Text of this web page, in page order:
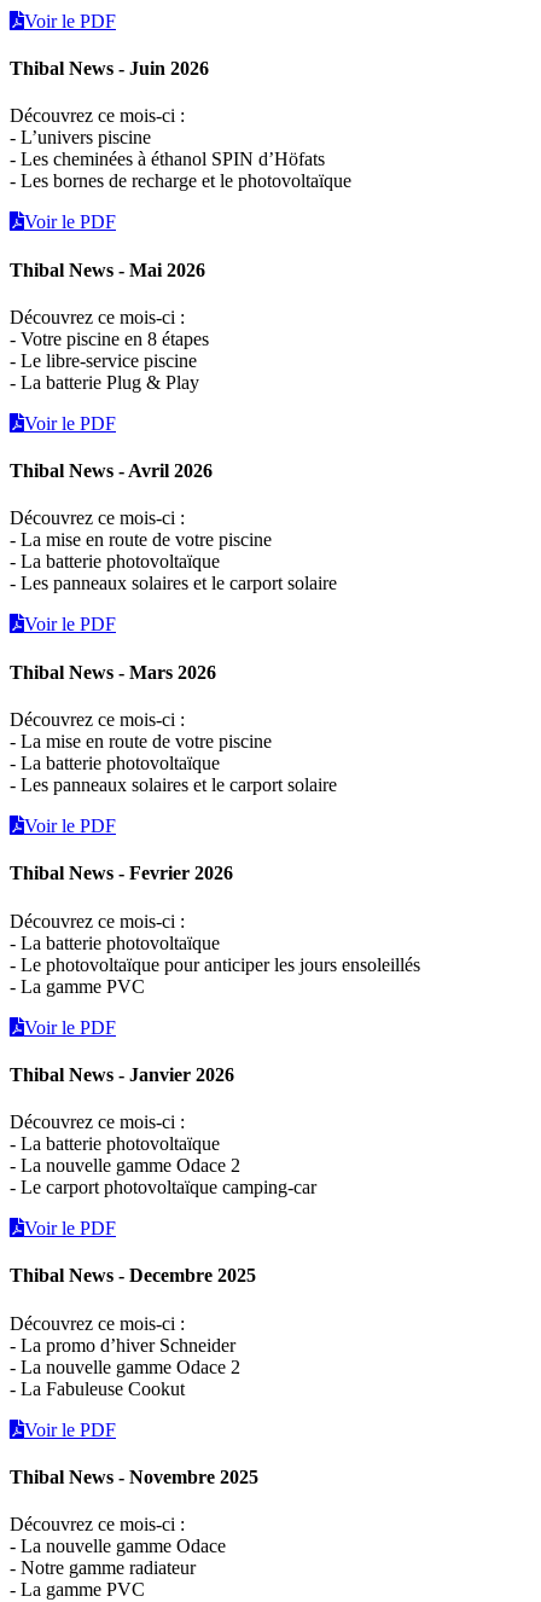
Voir le PDF
Thibal News - Juin 2026
Découvrez ce mois-ci :
- L’univers piscine
- Les cheminées à éthanol SPIN d’Höfats
- Les bornes de recharge et le photovoltaïque
Voir le PDF
Thibal News - Mai 2026
Découvrez ce mois-ci :
- Votre piscine en 8 étapes
- Le libre-service piscine
- La batterie Plug & Play
Voir le PDF
Thibal News - Avril 2026
Découvrez ce mois-ci :
- La mise en route de votre piscine
- La batterie photovoltaïque
- Les panneaux solaires et le carport solaire
Voir le PDF
Thibal News - Mars 2026
Découvrez ce mois-ci :
- La mise en route de votre piscine
- La batterie photovoltaïque
- Les panneaux solaires et le carport solaire
Voir le PDF
Thibal News - Fevrier 2026
Découvrez ce mois-ci :
- La batterie photovoltaïque
- Le photovoltaïque pour anticiper les jours ensoleillés
- La gamme PVC
Voir le PDF
Thibal News - Janvier 2026
Découvrez ce mois-ci :
- La batterie photovoltaïque
- La nouvelle gamme Odace 2
- Le carport photovoltaïque camping-car
Voir le PDF
Thibal News - Decembre 2025
Découvrez ce mois-ci :
- La promo d’hiver Schneider
- La nouvelle gamme Odace 2
- La Fabuleuse Cookut
Voir le PDF
Thibal News - Novembre 2025
Découvrez ce mois-ci :
- La nouvelle gamme Odace
- Notre gamme radiateur
- La gamme PVC